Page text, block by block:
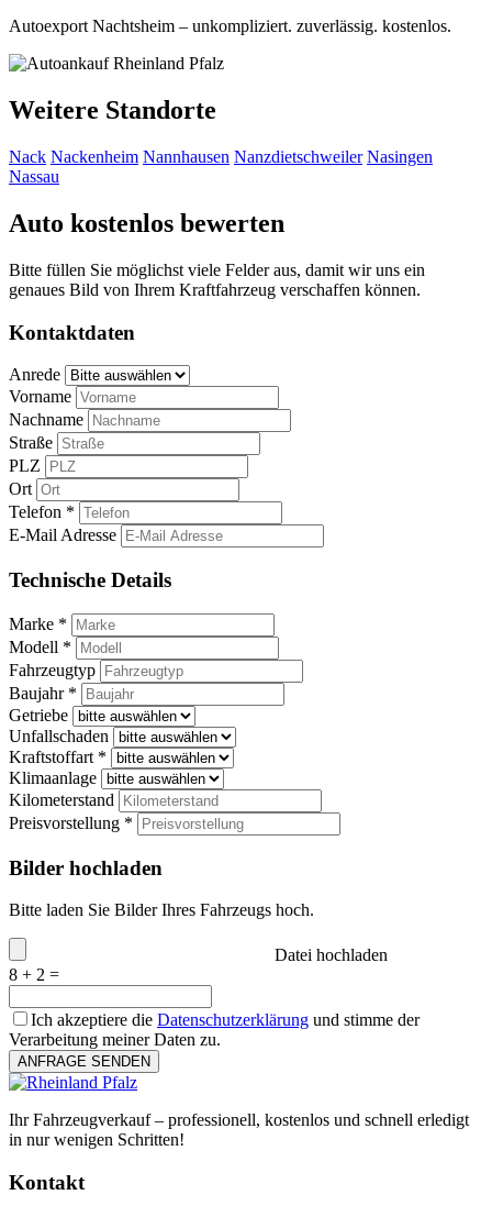
Autoexport Nachtsheim – unkompliziert. zuverlässig. kostenlos.
Weitere Standorte
Nack Nackenheim Nannhausen Nanzdietschweiler Nasingen
Nassau
Auto kostenlos bewerten
Bitte füllen Sie möglichst viele Felder aus, damit wir uns ein
genaues Bild von Ihrem Kraftfahrzeug verschaffen können.
Kontaktdaten
Anrede
Vorname
Nachname
Straße
PLZ
Ort
Telefon *
E-Mail Adresse
Technische Details
Marke *
Modell *
Fahrzeugtyp
Baujahr *
Getriebe
Unfallschaden
Kraftstoffart *
Klimaanlage
Kilometerstand
Preisvorstellung *
Bilder hochladen
Bitte laden Sie Bilder Ihres Fahrzeugs hoch.
Datei hochladen
8 + 2 =
Ich akzeptiere die Datenschutzerklärung und stimme der
Verarbeitung meiner Daten zu.
ANFRAGE SENDEN
Ihr Fahrzeugverkauf – professionell, kostenlos und schnell erledigt
in nur wenigen Schritten!
Kontakt